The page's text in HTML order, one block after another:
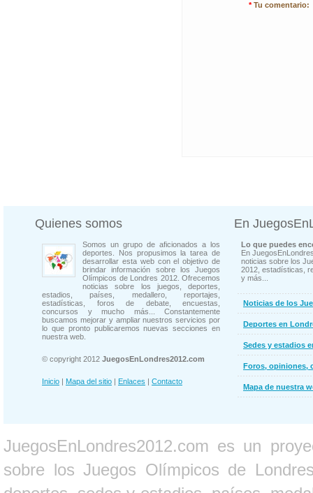
* Tu comentario:
Quienes somos
Somos un grupo de aficionados a los
deportes. Nos propusimos la tarea de
desarrollar esta web con el objetivo de
brindar información sobre los Juegos
Olímpicos de Londres 2012. Ofrecemos
noticias sobre los juegos, deportes,
estadios, países, medallero, reportajes,
estadísticas, foros de debate, encuestas,
concursos y mucho más... Constantemente
buscamos mejorar y ampliar nuestros servicios por
lo que pronto publicaremos nuevas secciones en
nuestra web.
© copyright 2012 JuegosEnLondres2012.com
Inicio | Mapa del sitio | Enlaces | Contacto
En
Lo que puedes
En
noticias sobre los
2012, estadísticas,
y más...
Noticias de los
Deportes en
Sedes y estadios
Foros, opiniones,
Mapa de nuestra
JuegosEnLondres2012.com es un
sobre los Juegos Olímpicos de